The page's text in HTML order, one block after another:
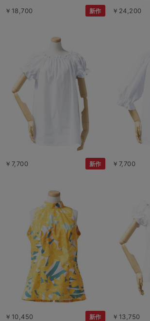
￥18,700 新作 ￥24,200
￥7,700 新作 ￥7,700
￥10,450 新作 ￥13,750